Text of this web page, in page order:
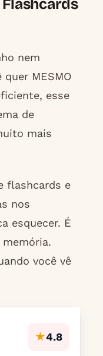
nem
MESMO
esse
de
mais
flashcards e
nos
esquecer. É
você vê
★4.8